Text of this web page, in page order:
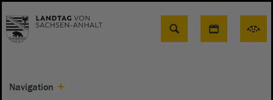
Suche
Navigation